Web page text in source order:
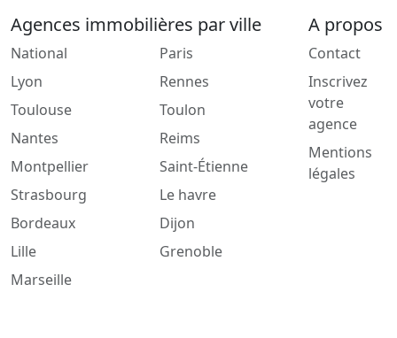
Agences immobilières par ville
National
Lyon
Toulouse
Nantes
Montpellier
Strasbourg
Bordeaux
Lille
Marseille
Paris
Rennes
Toulon
Reims
Saint-Étienne
Le havre
Dijon
Grenoble
A propos
Contact
Inscrivez
votre
agence
Mentions
légales